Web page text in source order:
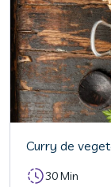
Curry de
30 Min